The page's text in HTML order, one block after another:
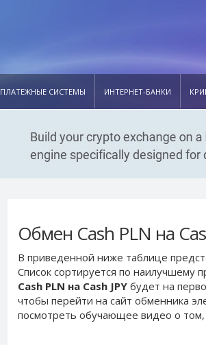
ПЛАТЕЖНЫЕ СИСТЕМЫ ИНТЕРНЕТ-БАНКИ
Обмен Cash PLN на
В приведенной ниже таблице
Список сортируется по
Cash PLN на Cash JPY будет на
чтобы перейти на сайт обменника
посмотреть обучающее видео о том,